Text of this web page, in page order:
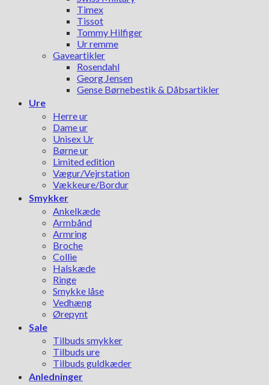
Timex
Tissot
Tommy Hilfiger
Ur remme
Gaveartikler
Rosendahl
Georg Jensen
Gense Børnebestik & Dåbsartikler
Ure
Herre ur
Dame ur
Unisex Ur
Børne ur
Limited edition
Vægur/Vejrstation
Vækkeure/Bordur
Smykker
Ankelkæde
Armbånd
Armring
Broche
Collie
Halskæde
Ringe
Smykke låse
Vedhæng
Ørepynt
Sale
Tilbuds smykker
Tilbuds ure
Tilbuds guldkæder
Anledninger